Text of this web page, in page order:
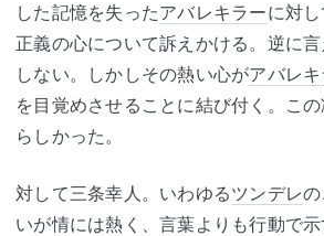
した記憶を失ったアバレキラーに対
正義の心について訴えかける。逆に
しない。しかしその熱い心がアバレ
を目覚めさせることに結び付く。こ
らしかった。
対して三条幸人。いわゆるツンデレ
いが情には熱く、言葉よりも行動で示